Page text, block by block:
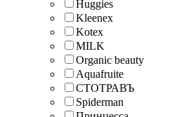
Huggies
Kleenex
Kotex
MILK
Organic beauty
Aquafruite
СТОТРАВЪ
Spiderman